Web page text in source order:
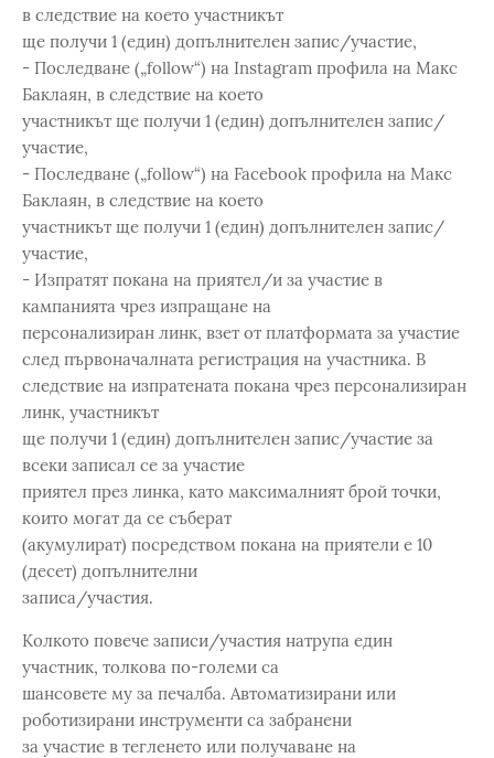
в следствие на което участникът
ще получи 1 (един) допълнителен запис/участие,
- Последване („follow“) на Instagram профила на Макс
Баклаян, в следствие на което
участникът ще получи 1 (един) допълнителен запис/
участие,
- Последване („follow“) на Facebook профила на Макс
Баклаян, в следствие на което
участникът ще получи 1 (един) допълнителен запис/
участие,
- Изпратят покана на приятел/и за участие в
кампанията чрез изпращане на
персонализиран линк, взет от платформата за участие
след първоначалната регистрация на участника. В
следствие на изпратената покана чрез персонализиран
линк, участникът
ще получи 1 (един) допълнителен запис/участие за
всеки записал се за участие
приятел през линка, като максималният брой точки,
които могат да се съберат
(акумулират) посредством покана на приятели е 10
(десет) допълнителни
записа/участия.
Колкото повече записи/участия натрупа един
участник, толкова по-големи са
шансовете му за печалба. Автоматизирани или
роботизирани инструменти са забранени
за участие в тегленето или получаване на